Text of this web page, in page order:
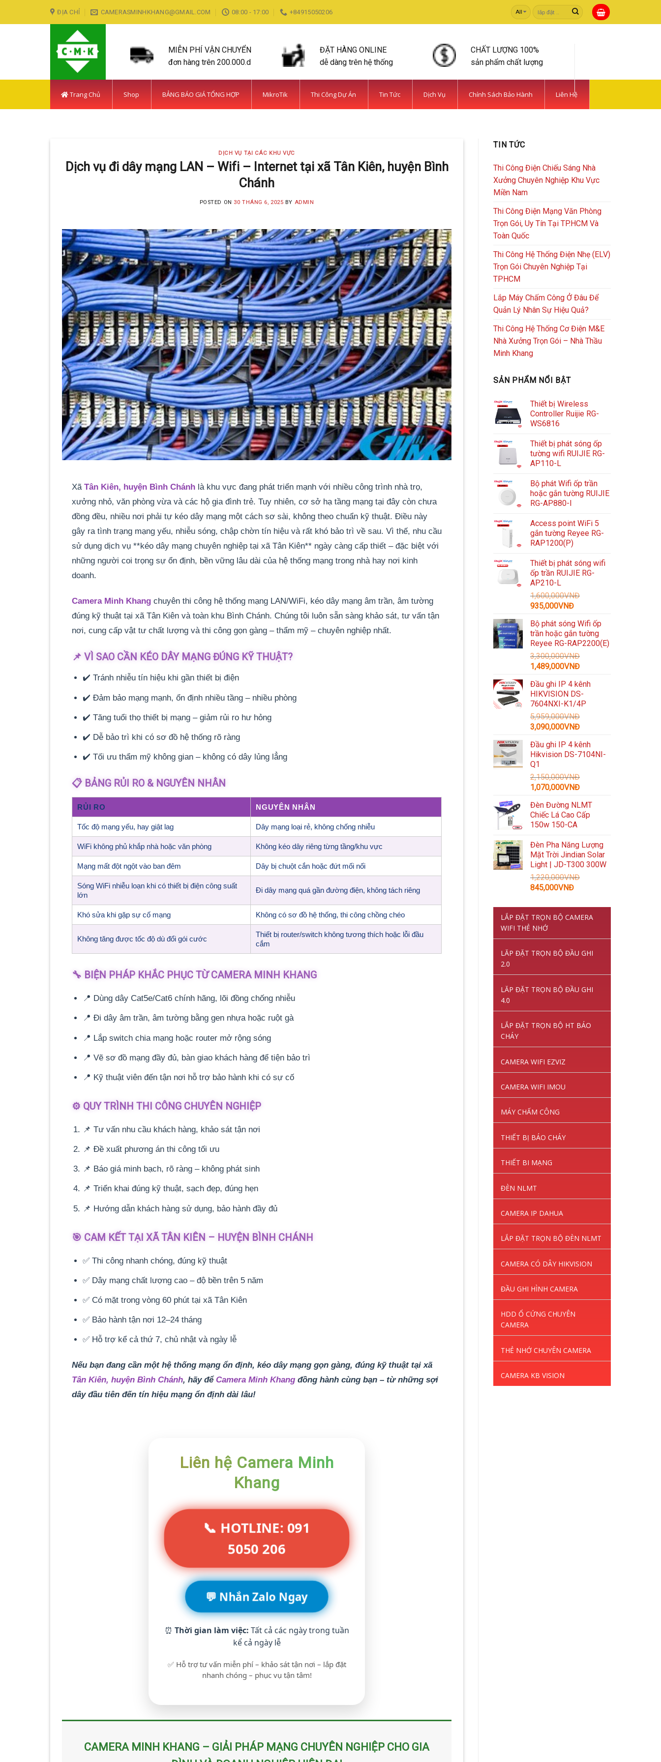
ĐỊA CHỈ CAMERASMINHKHANG@GMAIL.COM 08:00 - 17:00 +84915050206
Tìm
kiếm:
MIỄN PHÍ VẬN CHUYỂN
đơn hàng trên 200.000.d
ĐẶT HÀNG ONLINE
dễ dàng trên hệ thống
CHẤT LƯỢNG 100%
sản phẩm chất lượng
Trang Chủ Shop BẢNG BÁO GIÁ TỔNG HỢP MikroTik Thi Công Dự Án Tin Tức Dịch Vụ Chính Sách Bảo Hành Liên Hệ
DỊCH VỤ TẠI CÁC KHU VỰC TIN TỨC
LẮP ĐẶT CAMERA HUYỆN BÌNH CHÁNH SIÊU AN NINH VÀ SIÊU TIẾT KIỆM | CAMERA
Với hơn 5 năm kinh nghiệm, Camera Minh Khang là đơn vị hàng đầu trong [...]
DỊCH VỤ TẠI CÁC KHU VỰC
Dịch vụ đi dây mạng LAN – Wifi – Internet tại xã Tân Kiên, huyện Bình
Chánh
POSTED ON 30 THÁNG 6, 2025 BY ADMIN
Xã Tân Kiên, huyện Bình Chánh là khu vực đang phát triển mạnh với nhiều công trình nhà trọ,
xưởng nhỏ, văn phòng vừa và các hộ gia đình trẻ. Tuy nhiên, cơ sở hạ tầng mạng tại đây còn chưa
đồng đều, nhiều nơi phải tự kéo dây mạng một cách sơ sài, không theo chuẩn kỹ thuật. Điều này
gây ra tình trạng mạng yếu, nhiễu sóng, chập chờn tín hiệu và rất khó bảo trì về sau. Vì thế, nhu cầu
sử dụng dịch vụ **kéo dây mạng chuyên nghiệp tại xã Tân Kiên** ngày càng cấp thiết – đặc biệt với
những người coi trọng sự ổn định, bền vững lâu dài của hệ thống mạng trong nhà hay nơi kinh
doanh.
Camera Minh Khang chuyên thi công hệ thống mạng LAN/WiFi, kéo dây mạng âm trần, âm tường
đúng kỹ thuật tại xã Tân Kiên và toàn khu Bình Chánh. Chúng tôi luôn sẵn sàng khảo sát, tư vấn tận
nơi, cung cấp vật tư chất lượng và thi công gọn gàng – thẩm mỹ – chuyên nghiệp nhất.
📌 VÌ SAO CẦN KÉO DÂY MẠNG ĐÚNG KỸ THUẬT?
✔️ Tránh nhiễu tín hiệu khi gần thiết bị điện
✔️ Đảm bảo mạng mạnh, ổn định nhiều tầng – nhiều phòng
✔️ Tăng tuổi thọ thiết bị mạng – giảm rủi ro hư hỏng
✔️ Dễ bảo trì khi có sơ đồ hệ thống rõ ràng
✔️ Tối ưu thẩm mỹ không gian – không có dây lủng lẳng
📋 BẢNG RỦI RO & NGUYÊN NHÂN
RỦI RO NGUYÊN NHÂN
Tốc độ mạng yếu, hay giật lag Dây mạng loại rẻ, không chống nhiễu
WiFi không phủ khắp nhà hoặc văn phòng Không kéo dây riêng từng tầng/khu vực
Mạng mất đột ngột vào ban đêm Dây bị chuột cắn hoặc đứt mối nối
Sóng WiFi nhiễu loạn khi có thiết bị điện công suất
lớn
Đi dây mạng quá gần đường điện, không tách riêng
Khó sửa khi gặp sự cố mạng Không có sơ đồ hệ thống, thi công chồng chéo
Không tăng được tốc độ dù đổi gói cước
Thiết bị router/switch không tương thích hoặc lỗi đầu
cắm
🔧 BIỆN PHÁP KHẮC PHỤC TỪ CAMERA MINH KHANG
📍 Dùng dây Cat5e/Cat6 chính hãng, lõi đồng chống nhiễu
📍 Đi dây âm trần, âm tường bằng gen nhựa hoặc ruột gà
📍 Lắp switch chia mạng hoặc router mở rộng sóng
📍 Vẽ sơ đồ mạng đầy đủ, bàn giao khách hàng để tiện bảo trì
📍 Kỹ thuật viên đến tận nơi hỗ trợ bảo hành khi có sự cố
⚙️ QUY TRÌNH THI CÔNG CHUYÊN NGHIỆP
📌 Tư vấn nhu cầu khách hàng, khảo sát tận nơi
📌 Đề xuất phương án thi công tối ưu
📌 Báo giá minh bạch, rõ ràng – không phát sinh
📌 Triển khai đúng kỹ thuật, sạch đẹp, đúng hẹn
📌 Hướng dẫn khách hàng sử dụng, bảo hành đầy đủ
🎯 CAM KẾT TẠI XÃ TÂN KIÊN – HUYỆN BÌNH CHÁNH
✅ Thi công nhanh chóng, đúng kỹ thuật
✅ Dây mạng chất lượng cao – độ bền trên 5 năm
✅ Có mặt trong vòng 60 phút tại xã Tân Kiên
✅ Bảo hành tận nơi 12–24 tháng
✅ Hỗ trợ kể cả thứ 7, chủ nhật và ngày lễ
Nếu bạn đang cần một hệ thống mạng ổn định, kéo dây mạng gọn gàng, đúng kỹ thuật tại xã
Tân Kiên, huyện Bình Chánh, hãy để Camera Minh Khang đồng hành cùng bạn – từ những sợi
dây đầu tiên đến tín hiệu mạng ổn định dài lâu!
Liên hệ Camera Minh
Khang
📞 HOTLINE: 091
5050 206
💬 Nhắn Zalo Ngay
⏰ Thời gian làm việc: Tất cả các ngày trong tuần
kể cả ngày lễ
✅ Hỗ trợ tư vấn miễn phí – khảo sát tận nơi – lắp đặt
nhanh chóng – phục vụ tận tâm!
CAMERA MINH KHANG – GIẢI PHÁP MẠNG CHUYÊN NGHIỆP CHO GIA
TIN TỨC
Thi Công Điện Chiếu Sáng Nhà
Xưởng Chuyên Nghiệp Khu Vực
Miền Nam
Thi Công Điện Mạng Văn Phòng
Trọn Gói, Uy Tín Tại TP.HCM Và
Toàn Quốc
Thi Công Hệ Thống Điện Nhẹ (ELV)
Trọn Gói Chuyên Nghiệp Tại
TPHCM
Lắp Máy Chấm Công Ở Đâu Để
Quản Lý Nhân Sự Hiệu Quả?
Thi Công Hệ Thống Cơ Điện M&E
Nhà Xưởng Trọn Gói – Nhà Thầu
Minh Khang
SẢN PHẨM NỔI BẬT
Thiết bị Wireless
Controller Ruijie RG-
WS6816
Thiết bị phát sóng ốp
tường wifi RUIJIE RG-
AP110-L
Bộ phát Wifi ốp trần
hoặc gắn tường RUIJIE
RG-AP880-I
Access point WiFi 5
gắn tường Reyee RG-
RAP1200(P)
Thiết bị phát sóng wifi
ốp trần RUIJIE RG-
AP210-L
1,600,000VNĐ
Giá
là:
1,600,000VNĐ.
935,000VNĐGiá
tại
là:
935,000VNĐ.
Bộ phát sóng Wifi ốp
trần hoặc gắn tường
Reyee RG-RAP2200(E)
3,300,000VNĐ
Giá
là:
3,300,000VNĐ.
1,489,000VNĐGiá
tại
là:
1,489,000VNĐ.
Đầu ghi IP 4 kênh
HIKVISION DS-
7604NXI-K1/4P
5,959,000VNĐ
Giá
là:
5,959,000VNĐ.
3,090,000VNĐGiá
tại
là:
Đầu ghi IP 4 kênh
Hikvision DS-7104NI-
Q1
2,150,000VNĐ
Giá
là:
2,150,000VNĐ.
1,070,000VNĐGiá
tại
là:
Đèn Đường NLMT
Chiếc Lá Cao Cấp
150w 150-CA
Đèn Pha Năng Lượng
Mặt Trời Jindian Solar
Light | JD-T300 300W
1,220,000VNĐ
Giá
là:
1,220,000VNĐ.
845,000VNĐGiá
tại
là:
LẮP ĐẶT TRỌN BỘ CAMERA
WIFI THẺ NHỚ
LĂP ĐẶT TRỌN BỘ ĐẦU GHI
2.0
LĂP ĐẶT TRỌN BỘ ĐẦU GHI
4.0
LẮP ĐẶT TRỌN BỘ HT BÁO
CHÁY
CAMERA WIFI EZVIZ
CAMERA WIFI IMOU
MÁY CHẤM CÔNG
THIẾT BỊ BÁO CHÁY
THIẾT BI MẠNG
ĐÈN NLMT
CAMERA IP DAHUA
LẮP ĐẶT TRỌN BỘ ĐÈN NLMT
CAMERA CÓ DÂY HIKVISION
ĐẦU GHI HÌNH CAMERA
HDD Ổ CỨNG CHUYÊN
CAMERA
THẺ NHỚ CHUYÊN CAMERA
CAMERA KB VISION